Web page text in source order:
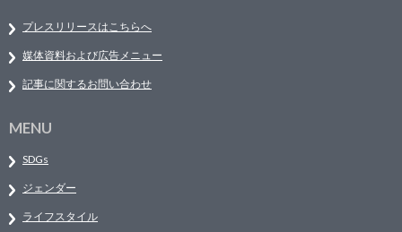
プレスリリースはこちらへ
媒体資料および広告メニュー
記事に関するお問い合わせ
MENU
SDGs
ジェンダー
ライフスタイル